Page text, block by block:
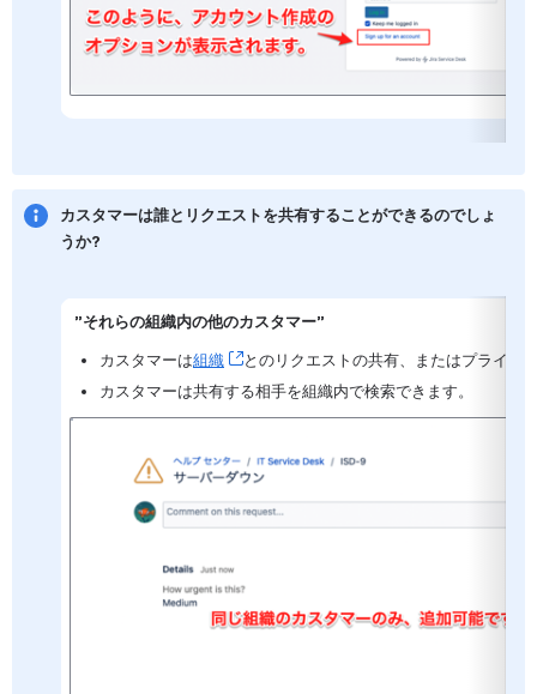
カスタマーは誰とリクエストを共有することができるのでしょ
うか?
”それらの組織内の他のカスタマー”
カスタマーは組織 , (opens new window)
とのリクエストの共有、またはプライベ
カスタマーは共有する相手を組織内で検索できます。